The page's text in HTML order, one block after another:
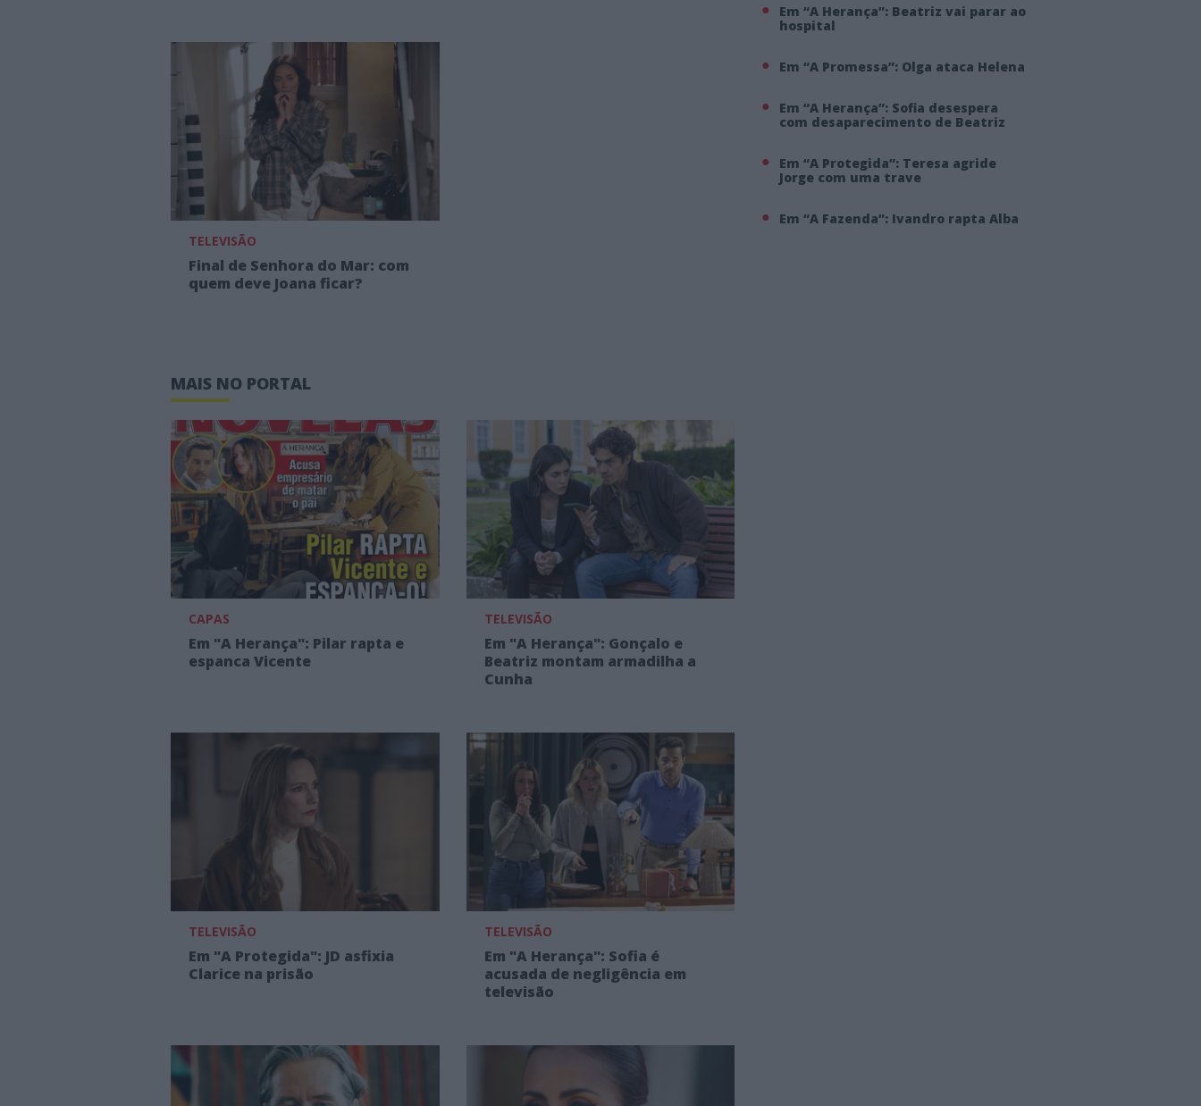
TELEVISÃO
Final de Senhora do Mar: com
quem deve Joana ficar?
MAIS NO PORTAL
CAPAS
Em "A Herança": Pilar rapta e
espanca Vicente
TELEVISÃO
Em "A Herança": Gonçalo e
Beatriz montam armadilha a
Cunha
TELEVISÃO
Em "A Protegida": JD asfixia
Clarice na prisão
TELEVISÃO
Em "A Herança": Sofia é
acusada de negligência em
televisão
Em “A Herança”: Beatriz vai parar ao
hospital
Em “A Promessa”: Olga ataca Helena
Em “A Herança”: Sofia desespera
com desaparecimento de Beatriz
Em “A Protegida”: Teresa agride
Jorge com uma trave
Em “A Fazenda”: Ivandro rapta Alba